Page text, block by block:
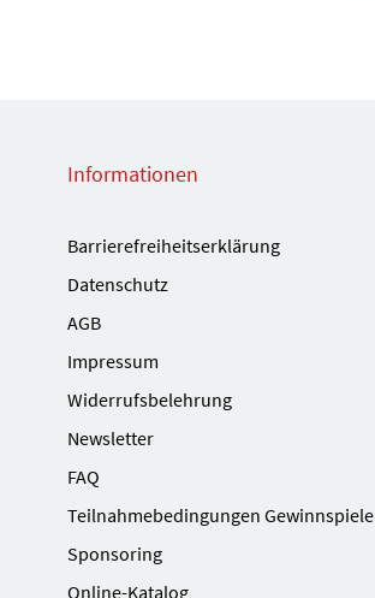
Informationen
Barrierefreiheitserklärung
Datenschutz
AGB
Impressum
Widerrufsbelehrung
Newsletter
FAQ
Teilnahmebedingungen Gewinnspiele
Sponsoring
Online-Katalog